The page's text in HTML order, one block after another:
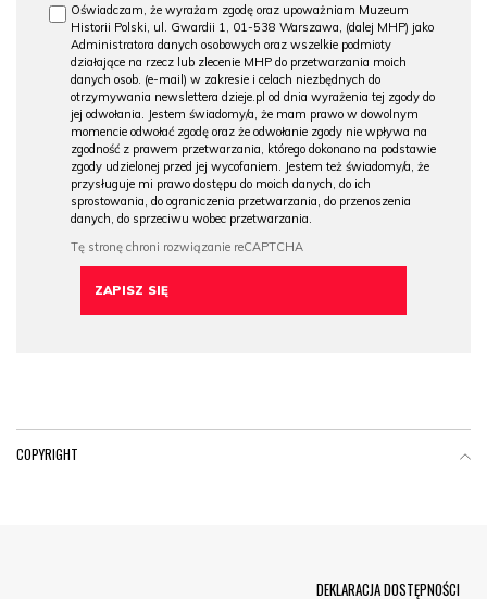
Oświadczam, że wyrażam zgodę oraz upoważniam Muzeum
Historii Polski, ul. Gwardii 1, 01-538 Warszawa, (dalej MHP) jako
Administratora danych osobowych oraz wszelkie podmioty
działające na rzecz lub zlecenie MHP do przetwarzania moich
danych osob. (e-mail) w zakresie i celach niezbędnych do
otrzymywania newslettera dzieje.pl od dnia wyrażenia tej zgody do
jej odwołania. Jestem świadomy/a, że mam prawo w dowolnym
momencie odwołać zgodę oraz że odwołanie zgody nie wpływa na
zgodność z prawem przetwarzania, którego dokonano na podstawie
zgody udzielonej przed jej wycofaniem. Jestem też świadomy/a, że
przysługuje mi prawo dostępu do moich danych, do ich
sprostowania, do ograniczenia przetwarzania, do przenoszenia
danych, do sprzeciwu wobec przetwarzania.
COPYRIGHT
DEKLARACJA DOSTĘPNOŚCI